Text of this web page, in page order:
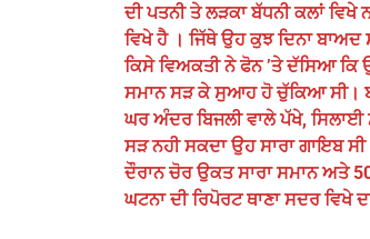
ਦੀ ਪਤਨੀ ਤੇ ਲੜਕਾ ਬੱਧਨੀ ਕਲਾਂ ਵਿਖੇ
ਵਿਖੇ ਹੈ । ਜਿੱਥੇ ਉਹ ਕੁਝ ਦਿਨਾ
ਕਿਸੇ ਵਿਅਕਤੀ ਨੇ ਫੋਨ ’ਤੇ ਦੱਸਿਆ
ਸਮਾਨ ਸੜ ਕੇ ਸੁਆਹ ਹੋ ਚੁੱਕਿਆ ਸੀ।
ਘਰ ਅੰਦਰ ਬਿਜਲੀ ਵਾਲੇ ਪੱਖੇ,
ਸੜ ਨਹੀ ਸਕਦਾ ਉਹ ਸਾਰਾ ਗਾਇਬ
ਦੌਰਾਨ ਚੋਰ ਉਕਤ ਸਾਰਾ ਸਮਾਨ ਅਤੇ
ਘਟਨਾ ਦੀ ਰਿਪੋਰਟ ਥਾਣਾ ਸਦਰ ਵਿਖੇ